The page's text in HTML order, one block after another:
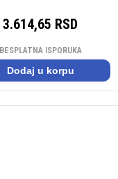
3.614,65 RSD
BESPLATNA ISPORUKA
Dodaj u korpu